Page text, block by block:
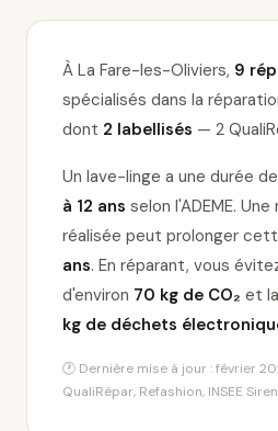
À La Fare-les-Oliviers, 9
spécialisés dans la
dont 2 labellisés — 2
Un lave-linge a une durée
à 12 ans selon l'ADEME.
réalisée peut prolonger
ans. En réparant, vous
d'environ 70 kg de CO₂ et
kg de déchets
🕐 Dernière mise à jour : février
QualiRépar, Refashion, INSEE